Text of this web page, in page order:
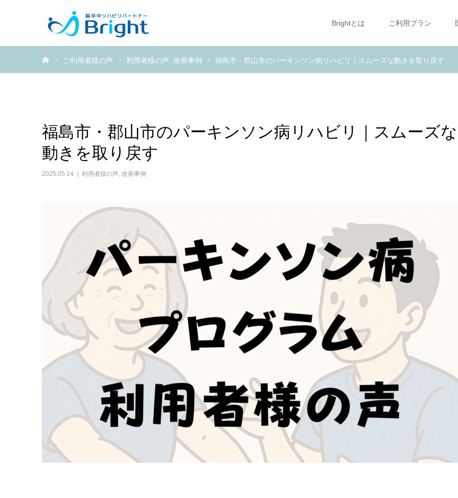
Brightとは ご利用プラン
ご利用者様の声 利用者様の声 改善事例 福島市・郡山市のパーキンソン病リハビリ｜スムーズな動きを取り戻す
福島市・郡山市のパーキンソン病リハビリ｜スムーズな
動きを取り戻す
2025.05.14 利用者様の声, 改善事例